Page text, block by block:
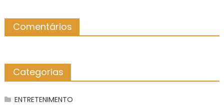
Comentários
Categorias
ENTRETENIMENTO